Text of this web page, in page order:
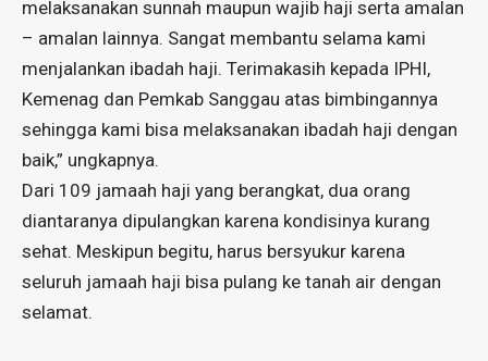
melaksanakan sunnah maupun wajib haji serta amalan
– amalan lainnya. Sangat membantu selama kami
menjalankan ibadah haji. Terimakasih kepada IPHI,
Kemenag dan Pemkab Sanggau atas bimbingannya
sehingga kami bisa melaksanakan ibadah haji dengan
baik,” ungkapnya.
Dari 109 jamaah haji yang berangkat, dua orang
diantaranya dipulangkan karena kondisinya kurang
sehat. Meskipun begitu, harus bersyukur karena
seluruh jamaah haji bisa pulang ke tanah air dengan
selamat.